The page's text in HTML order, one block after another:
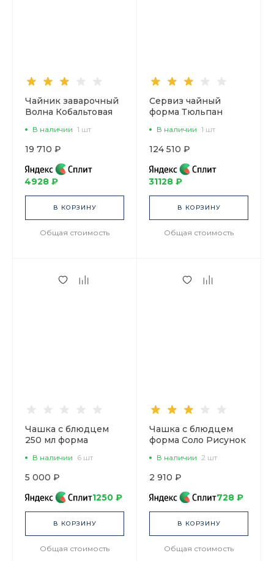
Чайник заварочный
Волна Кобальтовая
80.06534.00.1
В наличии 1 шт
19 710 ₽
4928 ₽
В КОРЗИНУ
Общая стоимость
Сервиз чайный
форма Тюльпан
лубок, 6 персон 20
предметов, арт.
81.20958.00.1
В наличии 1 шт
124 510 ₽
31128 ₽
В КОРЗИНУ
Общая стоимость
Чашка с блюдцем
250 мл форма
Астра 1 арт
81.32372.00.1
В наличии 6 шт
5 000 ₽
1250 ₽
В КОРЗИНУ
Общая стоимость
Чашка с блюдцем
форма Соло Рисунок
(Монплезир Грин),
арт. 81.32898.00.1
В наличии 2 шт
2 910 ₽
728 ₽
В КОРЗИНУ
Общая стоимость